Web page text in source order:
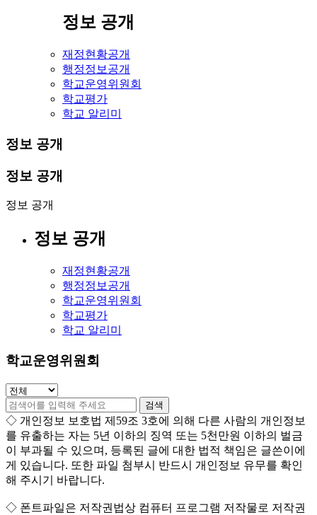
정보 공개
재정현황공개
행정정보공개
학교운영위원회
학교평가
학교 알리미
정보 공개
정보 공개
정보 공개
정보 공개
재정현황공개
행정정보공개
학교운영위원회
학교평가
학교 알리미
학교운영위원회
◇ 개인정보 보호법 제59조 3호에 의해 다른 사람의 개인정보
를 유출하는 자는 5년 이하의 징역 또는 5천만원 이하의 벌금
이 부과될 수 있으며, 등록된 글에 대한 법적 책임은 글쓴이에
게 있습니다. 또한 파일 첨부시 반드시 개인정보 유무를 확인
해 주시기 바랍니다.
◇ 폰트파일은 저작권법상 컴퓨터 프로그램 저작물로 저작권